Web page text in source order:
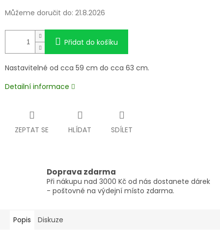
Můžeme doručit do: 21.8.2026
Přidat do košíku
Nastavitelné od cca 59 cm do cca 63 cm.
Detailní informace
ZEPTAT SE HLÍDAT SDÍLET
Doprava zdarma
Při nákupu nad 3000 Kč od nás dostanete dárek
- poštovné na výdejní místo zdarma.
Popis Diskuze